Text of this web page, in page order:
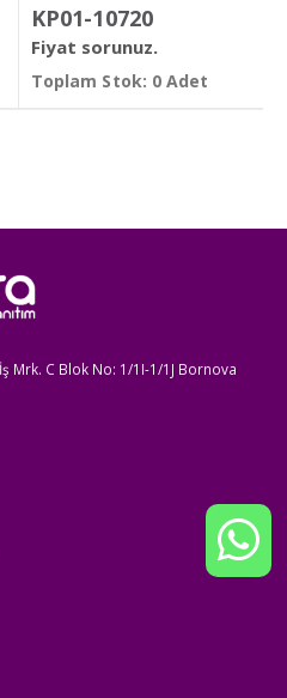
KP01-10720
Fiyat sorunuz.
Toplam Stok: 0 Adet
Mrk. C Blok No: 1/1I-1/1J Bornova